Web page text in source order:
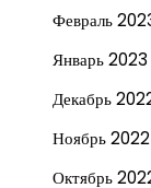
Февраль
Январь 2023
Декабрь
Ноябрь 2022
Октябрь